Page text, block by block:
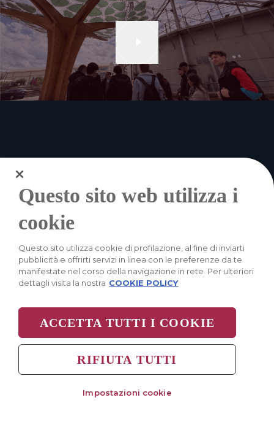
strada
Antitrust & Anti-Corruption Guidlines
Cookie Policy
Termini e Condizioni
© 2026 ROAD-ROME ADVANCED DISTRICT
Questo sito web utilizza i
cookie
Questo sito utilizza cookie di profilazione, al fine di inviarti
pubblicità e offrirti servizi in linea con le preferenze da te
manifestate nel corso della navigazione in rete. Per ulteriori
dettagli visita la nostra COOKIE POLICY
Impostazioni cookie
RIFIUTA TUTTI
ACCETTA TUTTI I COOKIE